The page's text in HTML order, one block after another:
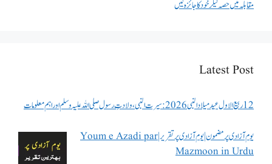
مقابلہ میں حصہ لیکر خود کا جائزہ لیں
Latest Post
12 ربیع الاول عید میلاد النبی 2026: سیرت النبی، ولادتِ رسول صلی اللہ علیہ وسلم اور اہم معلومات
یوم آزادی پر مضمون | یوم آزادی پر تقریر | Youm e Azadi par
Mazmoon in Urdu